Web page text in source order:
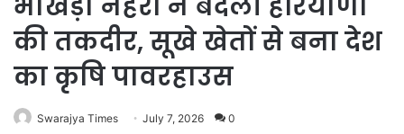
की तकदीर, सूखे खेतों से बना देश
का कृषि पावरहाउस
Swarajya Times July 7, 2026 0